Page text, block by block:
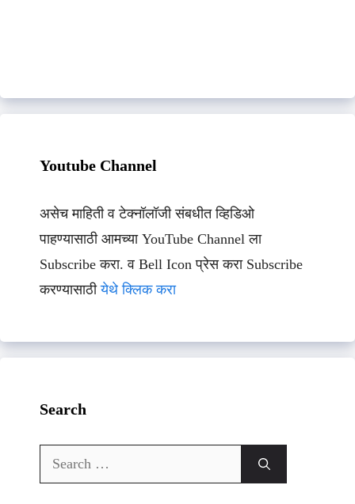
Youtube Channel
असेच माहिती व टेक्नॉलॉजी संबधीत व्हिडिओ
पाहण्यासाठी आमच्या YouTube Channel ला
Subscribe करा. व Bell Icon प्रेस करा Subscribe
करण्यासाठीयेथे क्लिक करा
Search
Search
for: